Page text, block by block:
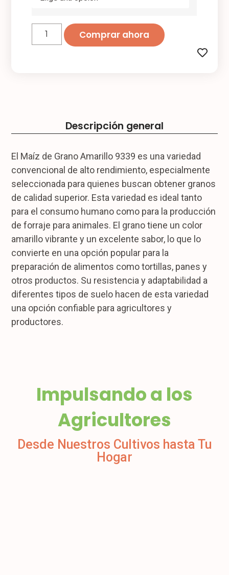
Comprar ahora
Descripción general
El Maíz de Grano Amarillo 9339 es una variedad
convencional de alto rendimiento, especialmente
seleccionada para quienes buscan obtener granos
de calidad superior. Esta variedad es ideal tanto
para el consumo humano como para la producción
de forraje para animales. El grano tiene un color
amarillo vibrante y un excelente sabor, lo que lo
convierte en una opción popular para la
preparación de alimentos como tortillas, panes y
otros productos. Su resistencia y adaptabilidad a
diferentes tipos de suelo hacen de esta variedad
una opción confiable para agricultores y
productores.
Impulsando a los
Agricultores
Desde Nuestros Cultivos hasta Tu
Hogar